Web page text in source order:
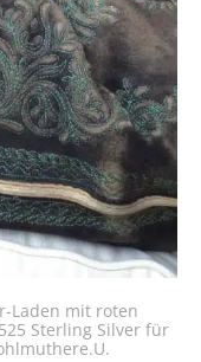
Laden mit roten
Sterling Silver für